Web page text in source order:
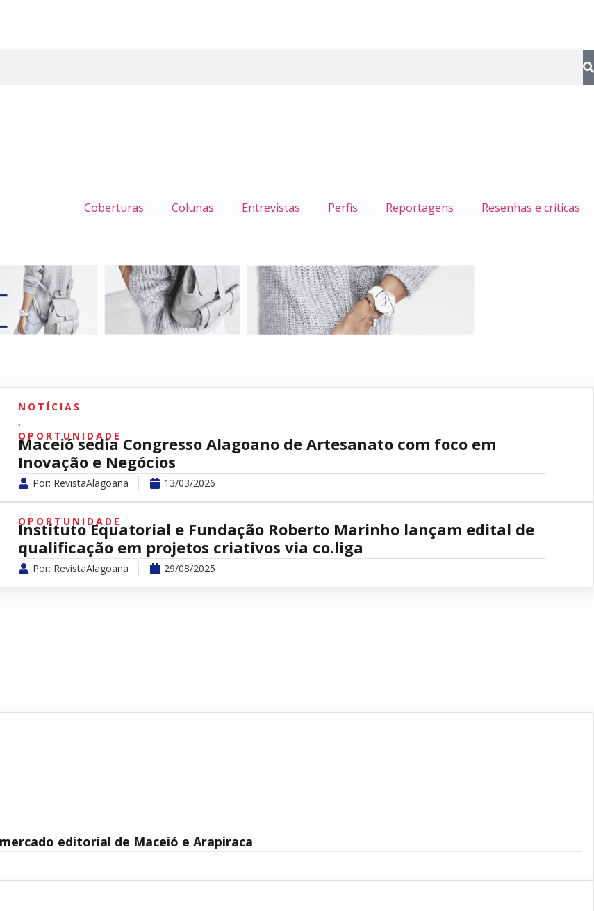
Coberturas Colunas Entrevistas Perfis Reportagens Resenhas e críticas
NOTÍCIAS
,
OPORTUNIDADE
Maceió sedia Congresso Alagoano de Artesanato com foco em
Inovação e Negócios
Por: RevistaAlagoana 13/03/2026
OPORTUNIDADE
Instituto Equatorial e Fundação Roberto Marinho lançam edital de
qualificação em projetos criativos via co.liga
Por: RevistaAlagoana 29/08/2025
editorial de Maceió e Arapiraca